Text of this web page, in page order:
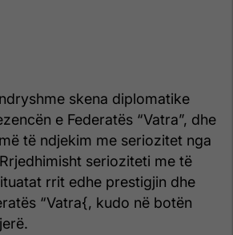
skena diplomatike
e Federatës “Vatra”, dhe
të ndjekim me seriozitet nga
serioziteti me të
rrit edhe prestigjin dhe
“Vatra{, kudo në botën